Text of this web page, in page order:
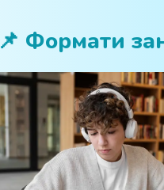
📌 Формати